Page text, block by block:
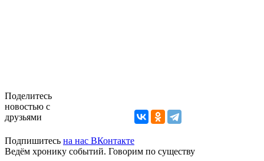
Поделитесь
новостью с
друзьями
Подпишитесь на нас ВКонтакте
Ведём хронику событий. Говорим по существу